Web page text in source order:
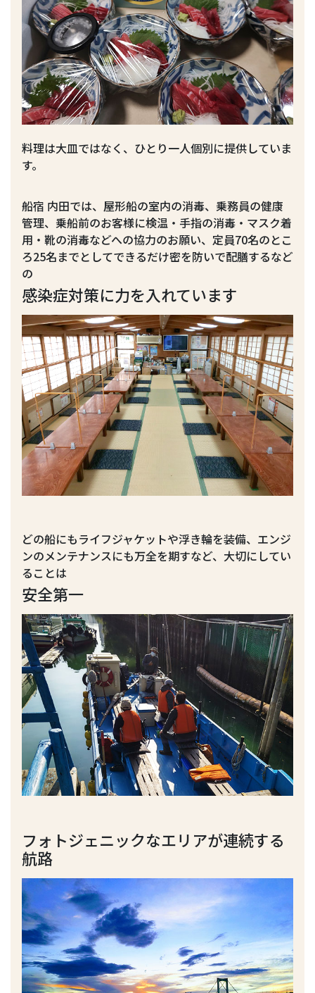
料理は大皿ではなく、ひとり一人個別に提供していま
す。
船宿 内田では、屋形船の室内の消毒、乗務員の健康
管理、乗船前のお客様に検温・手指の消毒・マスク着
用・靴の消毒などへの協力のお願い、定員70名のとこ
ろ25名までとしてできるだけ密を防いで配膳するなど
の
感染症対策に力を入れています
どの船にもライフジャケットや浮き輪を装備、エンジ
ンのメンテナンスにも万全を期すなど、大切にしてい
ることは
安全第一
フォトジェニックなエリアが連続する
航路